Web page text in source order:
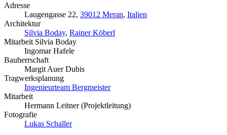
Adresse
Laugengasse 22, 39012 Meran, Italien
Architektur
Silvia Boday, Rainer Köberl
Mitarbeit Silvia Boday
Ingomar Hafele
Bauherrschaft
Margit Auer Dubis
Tragwerksplanung
Ingenieurteam Bergmeister
Mitarbeit
Hermann Leitner (Projektleitung)
Fotografie
Lukas Schaller